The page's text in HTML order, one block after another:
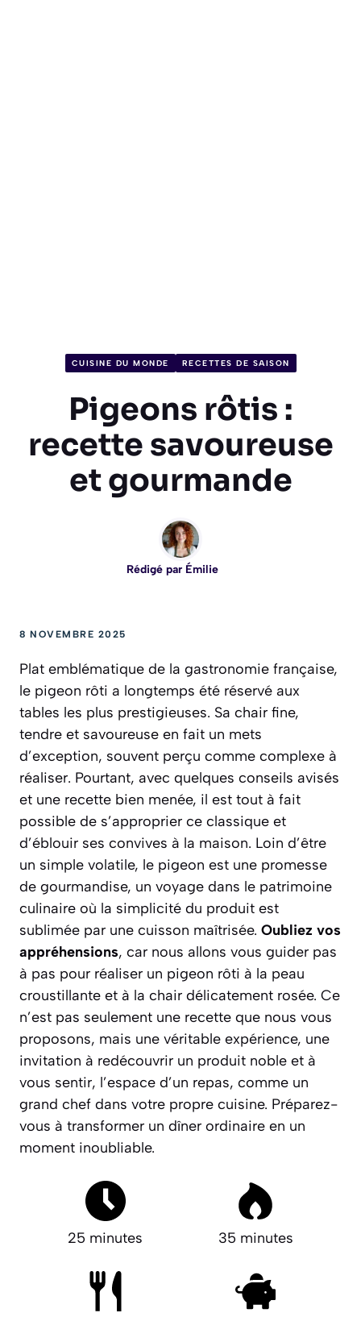
CUISINE DU MONDE RECETTES DE SAISON
Pigeons rôtis :
recette savoureuse
et gourmande
Rédigé par Émilie
8 NOVEMBRE 2025
Plat emblématique de la gastronomie française,
le pigeon rôti a longtemps été réservé aux
tables les plus prestigieuses. Sa chair fine,
tendre et savoureuse en fait un mets
d’exception, souvent perçu comme complexe à
réaliser. Pourtant, avec quelques conseils avisés
et une recette bien menée, il est tout à fait
possible de s’approprier ce classique et
d’éblouir ses convives à la maison. Loin d’être
un simple volatile, le pigeon est une promesse
de gourmandise, un voyage dans le patrimoine
culinaire où la simplicité du produit est
sublimée par une cuisson maîtrisée. Oubliez vos
appréhensions, car nous allons vous guider pas
à pas pour réaliser un pigeon rôti à la peau
croustillante et à la chair délicatement rosée. Ce
n’est pas seulement une recette que nous vous
proposons, mais une véritable expérience, une
invitation à redécouvrir un produit noble et à
vous sentir, l’espace d’un repas, comme un
grand chef dans votre propre cuisine. Préparez-
vous à transformer un dîner ordinaire en un
moment inoubliable.
25 minutes 35 minutes